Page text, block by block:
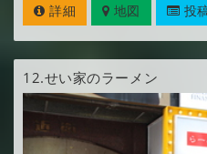
詳細 地図 投
12.せい家のラーメン